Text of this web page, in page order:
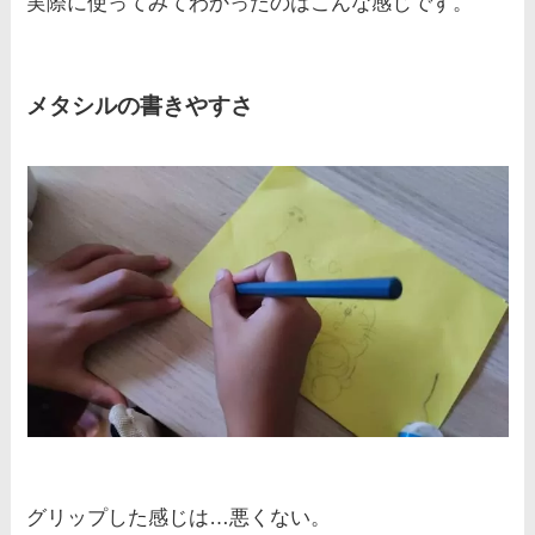
メタシルの書きやすさ
グリップした感じは…悪くない。